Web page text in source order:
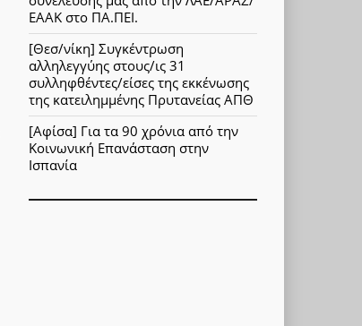
ΕΑΑΚ στο ΠΑ.ΠΕΙ.
[Θεσ/νίκη] Συγκέντρωση
αλληλεγγύης στους/ις 31
συλληφθέντες/είσες της εκκένωσης
της κατειλημμένης Πρυτανείας ΑΠΘ
[Αφίσα] Για τα 90 χρόνια από την
Κοινωνική Επανάσταση στην
Ισπανία